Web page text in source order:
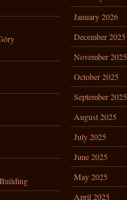
January 2026
December 2025
November 2025
October 2025
September 2025
August 2025
July 2025
June 2025
May 2025
April 2025